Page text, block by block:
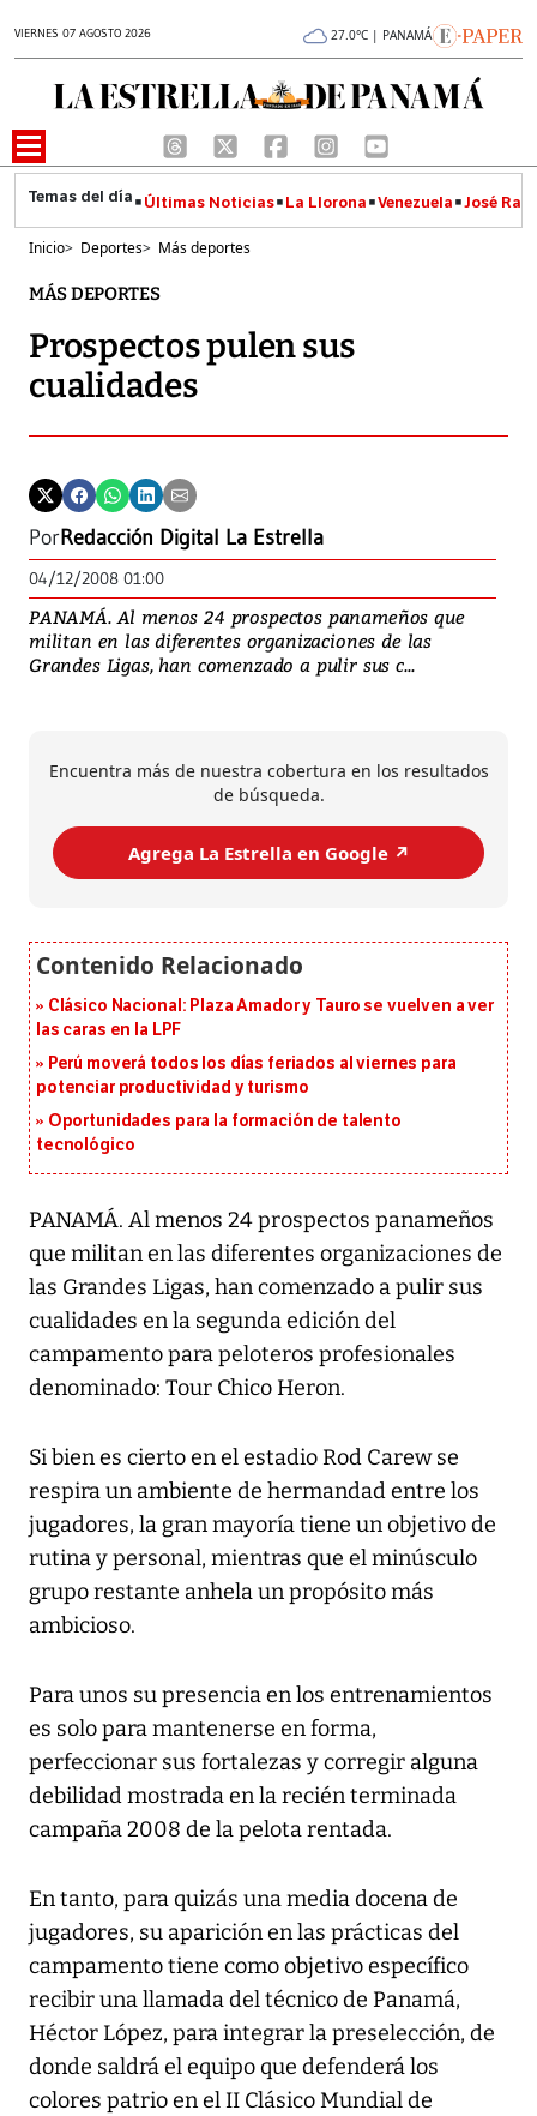
VIERNES 07 AGOSTO 2026 27.0°C | PANAMÁ
Últimas Noticias La Llorona Venezuela José
Inicio> Deportes> Más deportes
MÁS DEPORTES
Prospectos pulen sus
cualidades
PorRedacción Digital La Estrella
04/12/2008 01:00
PANAMÁ. Al menos 24 prospectos panameños que
militan en las diferentes organizaciones de las
Grandes Ligas, han comenzado a pulir sus c...
Encuentra más de nuestra cobertura en los resultados
de búsqueda.
Agrega La Estrella en Google ↗️
Clásico Nacional: Plaza Amador y Tauro se vuelven a ver
las caras en la LPF
Perú moverá todos los días feriados al viernes para
potenciar productividad y turismo
Oportunidades para la formación de talento
tecnológico
PANAMÁ. Al menos 24 prospectos panameños
que militan en las diferentes organizaciones de
las Grandes Ligas, han comenzado a pulir sus
cualidades en la segunda edición del
campamento para peloteros profesionales
denominado: Tour Chico Heron.
Si bien es cierto en el estadio Rod Carew se
respira un ambiente de hermandad entre los
jugadores, la gran mayoría tiene un objetivo de
rutina y personal, mientras que el minúsculo
grupo restante anhela un propósito más
ambicioso.
Para unos su presencia en los entrenamientos
es solo para mantenerse en forma,
perfeccionar sus fortalezas y corregir alguna
debilidad mostrada en la recién terminada
campaña 2008 de la pelota rentada.
En tanto, para quizás una media docena de
jugadores, su aparición en las prácticas del
campamento tiene como objetivo específico
recibir una llamada del técnico de Panamá,
Héctor López, para integrar la preselección, de
donde saldrá el equipo que defenderá los
colores patrio en el II Clásico Mundial de